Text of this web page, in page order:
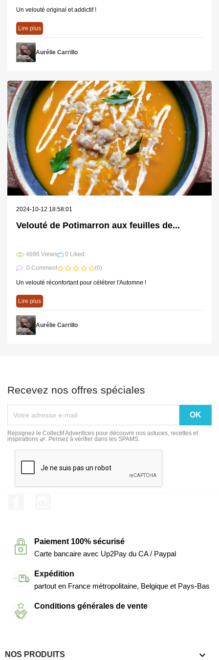
Un velouté original et addictif !
Lire plus
Aurélie Carrillo
2024-10-12 18:58:01
Velouté de Potimarron aux feuilles de...
4696 Views
0 Liked
0 Comment
(0)
Un velouté réconfortant pour célébrer l'Automne !
Lire plus
Aurélie Carrillo
Recevez nos offres spéciales
Rejoignez le Collectif Adventices pour découvrir nos astuces, recettes et
inspirations 🌿. Pensez à vérifier dans les SPAMS.
Paiement 100% sécurisé
Carte bancaire avec Up2Pay du CA / Paypal
Expédition
partout en France métropolitaine, Belgique et Pays-Bas
Conditions générales de vente
NOS PRODUITS 